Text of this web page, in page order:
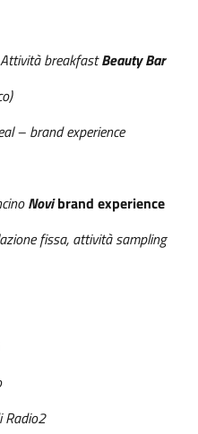
Attività breakfastBeauty Bar
– brand experience
Novibrand experience
fissa, attività sampling
Radio2